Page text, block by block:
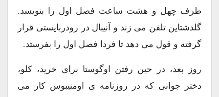
ظرف چهل و هشت ساعت فصل اول را بنویسد.
گلدشتاین تلفن می زند و آنیبال در رودربایستی قرار
گرفته و قول می دهد تا فردا فصل اول را بفرستد.
روز بعد، در حین رفتن اوگوستا برای خرید، کلو،
دختر جوانی که در روزنامه ی اومنیبوس کار می